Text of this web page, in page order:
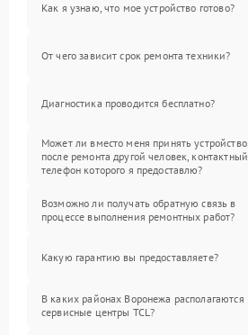
Как я узнаю, что мое устройство готово?
От чего зависит срок ремонта техники?
Диагностика проводится бесплатно?
Может ли вместо меня принять устройство
после ремонта другой человек, контактный
телефон которого я предоставлю?
Возможно ли получать обратную связь в
процессе выполнения ремонтных работ?
Какую гарантию вы предоставляете?
В каких районах Воронежа располагаются
сервисные центры TCL?